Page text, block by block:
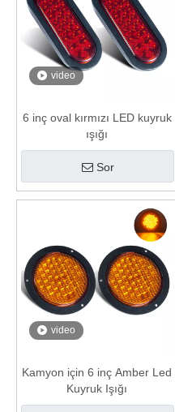
video
6 inç oval kırmızı LED kuyruk
ışığı
Sor
video
Kamyon için 6 inç Amber Led
Kuyruk Işığı